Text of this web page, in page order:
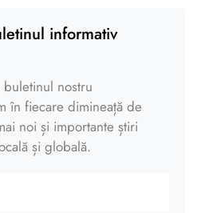
informativ
nostru
în fiecare dimineață de
noi și importante știri
și globală.